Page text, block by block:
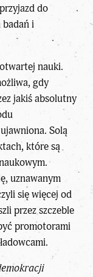
do
badań i
nauki.
gdy
jakiś absolutny
Solą
które są
uznawanym
się więcej od
przez szczeble
promotorami